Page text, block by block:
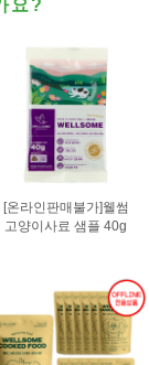
요?
[온라인판매불가]웰썸
고양이사료 샘플 40g